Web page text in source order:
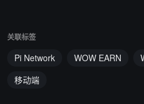
关联标签
Pi Network WOW EARN
移动端